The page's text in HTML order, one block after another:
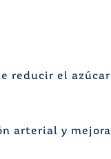
reducir el azúcar
arterial y mejora